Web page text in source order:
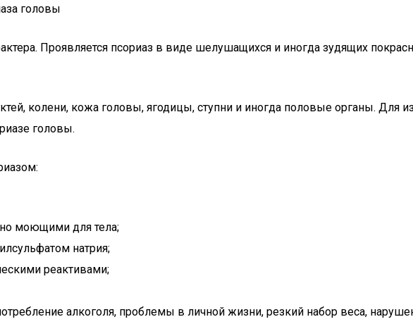
Проявляется псориаз в виде шелушащихся и иногда зудящих
колени, кожа головы, ягодицы, ступни и иногда половые органы. Для
головы.
моющими для тела;
натрия;
реактивами;
алкоголя, проблемы в личной жизни, резкий набор веса,